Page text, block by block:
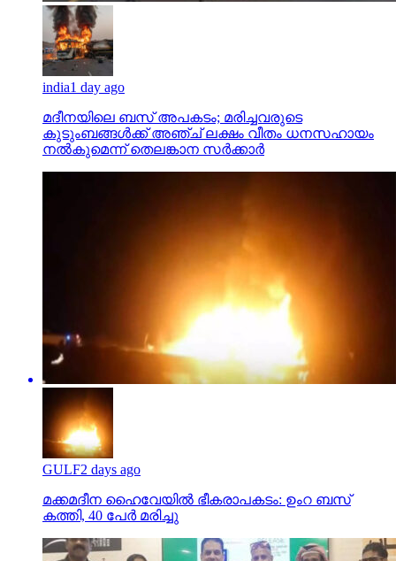
india1 day ago
മദീനയിലെ ബസ് അപകടം; മരിച്ചവരുടെ
കുടുംബങ്ങള്‍ക്ക് അഞ്ച് ലക്ഷം വീതം ധനസഹായം
നല്‍കുമെന്ന് തെലങ്കാന സര്‍ക്കാര്‍
GULF2 days ago
മക്കമദീന ഹൈവേയില്‍ ഭീകരാപകടം: ഉംറ ബസ്
കത്തി, 40 പേര്‍ മരിച്ചു